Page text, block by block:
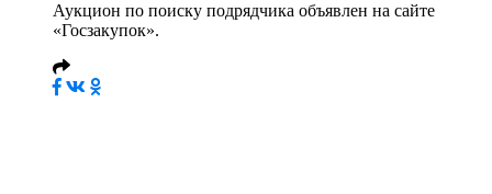
Аукцион по поиску подрядчика объявлен на сайте
«Госзакупок».